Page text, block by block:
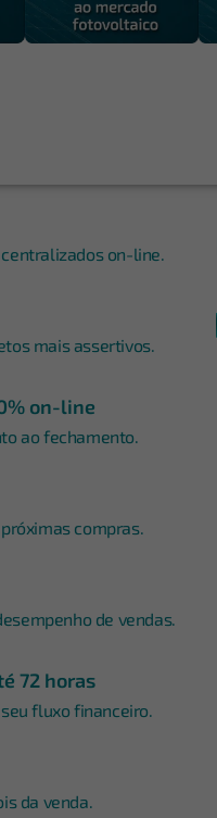
on-line.
mais assertivos.
on-line
ao fechamento.
compras.
de vendas.
72 horas
fluxo financeiro.
da venda.